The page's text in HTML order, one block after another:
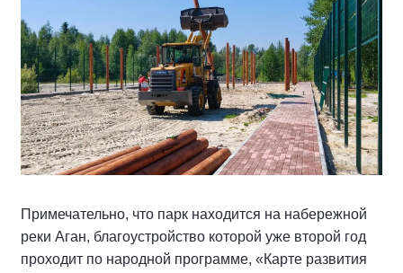
Примечательно, что парк находится на набережной
реки Аган, благоустройство которой уже второй год
проходит по народной программе, «Карте развития